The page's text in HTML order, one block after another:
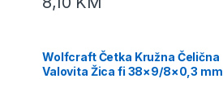
Wolfcraft Četka Kružna Čelična
Valovita Žica fi 38×9/8×0,3 mm